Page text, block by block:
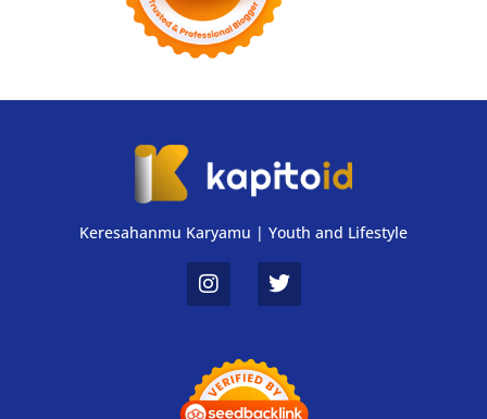
Keresahanmu Karyamu | Youth and Lifestyle